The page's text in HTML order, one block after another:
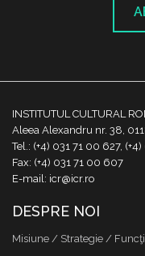
INSTITUTUL CULTURAL
Aleea Alexandru nr. 38,
Tel.: (+4) 031 71 00 627,
Fax: (+4) 031 71 00 607
E-mail: icr@icr.ro
DESPRE NOI
Misiune / Strategie /